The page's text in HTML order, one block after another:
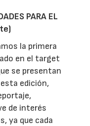
PARA EL
la primera
en el target
se presentan
edición,
de interés
ya que cada